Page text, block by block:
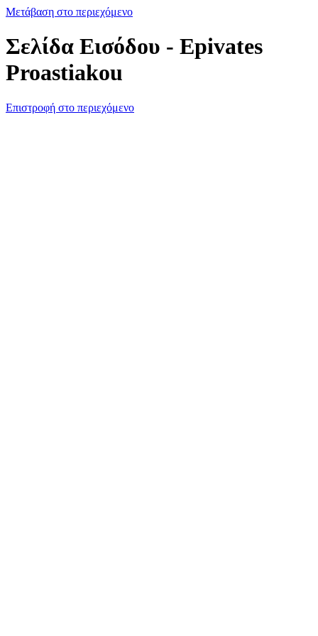
Μετάβαση στο περιεχόμενο
Σελίδα Εισόδου - Epivates
Proastiakou
Επιστροφή στο περιεχόμενο